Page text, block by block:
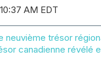
AM EDT
neuvième trésor
canadienne révélé